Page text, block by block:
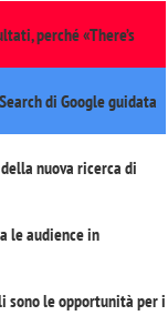
perché «There’s
di Google guidata
nuova ricerca di
le audience in
sono le opportunità per i